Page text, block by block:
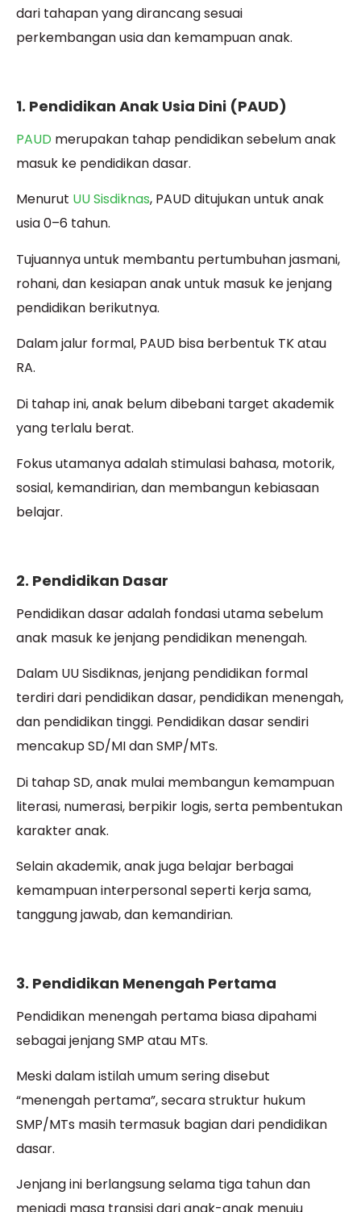
dari tahapan yang dirancang sesuai
perkembangan usia dan kemampuan anak.
1. Pendidikan Anak Usia Dini (PAUD)
PAUD merupakan tahap pendidikan sebelum anak
masuk ke pendidikan dasar.
Menurut UU Sisdiknas, PAUD ditujukan untuk anak
usia 0–6 tahun.
Tujuannya untuk membantu pertumbuhan jasmani,
rohani, dan kesiapan anak untuk masuk ke jenjang
pendidikan berikutnya.
Dalam jalur formal, PAUD bisa berbentuk TK atau
RA.
Di tahap ini, anak belum dibebani target akademik
yang terlalu berat.
Fokus utamanya adalah stimulasi bahasa, motorik,
sosial, kemandirian, dan membangun kebiasaan
belajar.
2. Pendidikan Dasar
Pendidikan dasar adalah fondasi utama sebelum
anak masuk ke jenjang pendidikan menengah.
Dalam UU Sisdiknas, jenjang pendidikan formal
terdiri dari pendidikan dasar, pendidikan menengah,
dan pendidikan tinggi. Pendidikan dasar sendiri
mencakup SD/MI dan SMP/MTs.
Di tahap SD, anak mulai membangun kemampuan
literasi, numerasi, berpikir logis, serta pembentukan
karakter anak.
Selain akademik, anak juga belajar berbagai
kemampuan interpersonal seperti kerja sama,
tanggung jawab, dan kemandirian.
3. Pendidikan Menengah Pertama
Pendidikan menengah pertama biasa dipahami
sebagai jenjang SMP atau MTs.
Meski dalam istilah umum sering disebut
“menengah pertama”, secara struktur hukum
SMP/MTs masih termasuk bagian dari pendidikan
dasar.
Jenjang ini berlangsung selama tiga tahun dan